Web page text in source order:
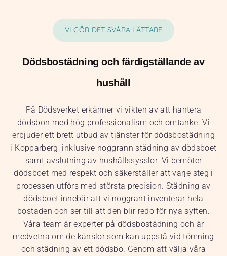
VI GÖR DET SVÅRA LÄTTARE
Dödsbostädning och färdigställande av
hushåll
På Dödsverket erkänner vi vikten av att hantera
dödsbon med hög professionalism och omtanke. Vi
erbjuder ett brett utbud av tjänster för dödsbostädning
i Kopparberg, inklusive noggrann städning av dödsboet
samt avslutning av hushållssysslor. Vi bemöter
dödsboet med respekt och säkerställer att varje steg i
processen utförs med största precision. Städning av
dödsboet innebär att vi noggrant inventerar hela
bostaden och ser till att den blir redo för nya syften.
Våra team är experter på dödsbostädning och är
medvetna om de känslor som kan uppstå vid tömning
och städning av ett dödsbo. Genom att välja våra